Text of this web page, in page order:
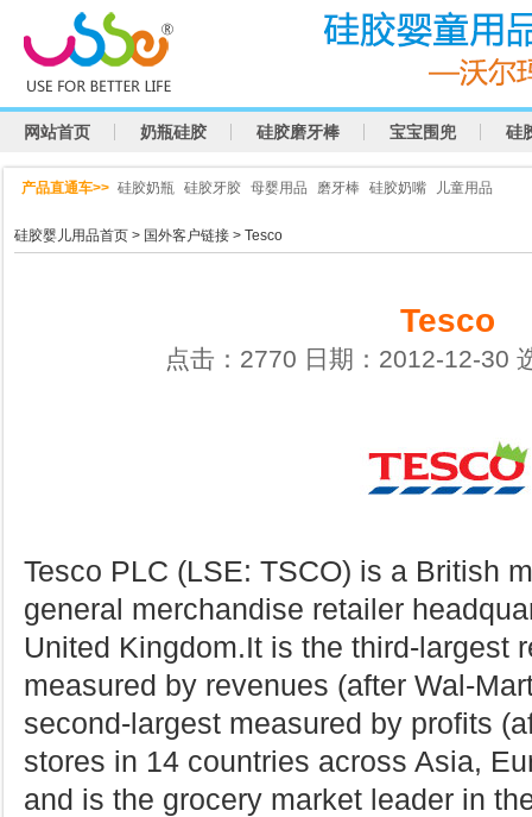
网站首页 奶瓶硅胶 硅胶磨牙棒 宝宝围兜 硅
产品直通车>> 硅胶奶瓶 硅胶牙胶 母婴用品 磨牙棒 硅胶奶嘴 儿童用品
硅胶婴儿用品首页 > 国外客户链接 > Tesco
Tesco
点击：2770 日期：2012-12-30
Tesco PLC (LSE: TSCO) is a British
general merchandise retailer
United Kingdom.It is the third-largest
measured by revenues (after Wal-
second-largest measured by profits
stores in 14 countries across Asia,
and is the grocery market leader in